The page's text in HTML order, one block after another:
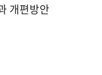
개편방안